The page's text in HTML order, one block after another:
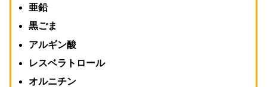
亜鉛
黒ごま
アルギン酸
レスベラトロール
オルニチン